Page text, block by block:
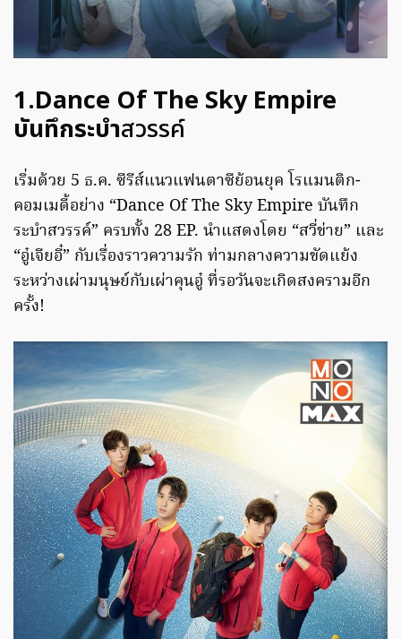
1.Dance Of The Sky Empire
บันทึกระบำสวรรค์
เริ่มด้วย 5 ธ.ค. ซีรีส์แนวแฟนตาซีย้อนยุค โรแมนติก-
คอมเมดี้อย่าง “Dance Of The Sky Empire บันทึก
ระบำสวรรค์” ครบทั้ง 28 EP. นำแสดงโดย “สวี่ข่าย” และ
“อู๋เจียอี๋” กับเรื่องราวความรัก ท่ามกลางความขัดแย้ง
ระหว่างเผ่ามนุษย์กับเผ่าคุนอู๋ ที่รอวันจะเกิดสงครามอีก
ครั้ง!